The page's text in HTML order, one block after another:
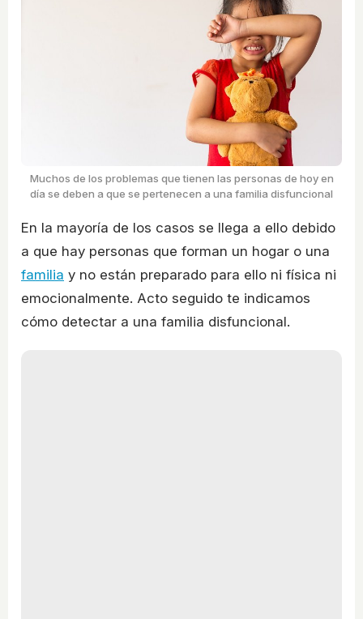
Muchos de los problemas que tienen las personas de hoy en
día se deben a que se pertenecen a una familia disfuncional
En la mayoría de los casos se llega a ello debido
a que hay personas que forman un hogar o una
familia y no están preparado para ello ni física ni
emocionalmente. Acto seguido te indicamos
cómo detectar a una familia disfuncional.